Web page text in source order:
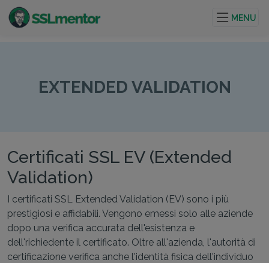
internet.
MENU
EXTENDED VALIDATION
Certificati SSL EV (Extended
Validation)
I certificati SSL Extended Validation (EV) sono i più
prestigiosi e affidabili. Vengono emessi solo alle aziende
dopo una verifica accurata dell'esistenza e
dell'richiedente il certificato. Oltre all'azienda, l'autorità di
certificazione verifica anche l'identità fisica dell'individuo